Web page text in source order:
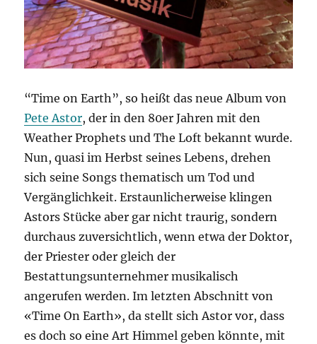
“Time on Earth”, so heißt das neue Album von
Pete Astor, der in den 80er Jahren mit den
Weather Prophets und The Loft bekannt wurde.
Nun, quasi im Herbst seines Lebens, drehen
sich seine Songs thematisch um Tod und
Vergänglichkeit. Erstaunlicherweise klingen
Astors Stücke aber gar nicht traurig, sondern
durchaus zuversichtlich, wenn etwa der Doktor,
der Priester oder gleich der
Bestattungsunternehmer musikalisch
angerufen werden. Im letzten Abschnitt von
«Time On Earth», da stellt sich Astor vor, dass
es doch so eine Art Himmel geben könnte, mit